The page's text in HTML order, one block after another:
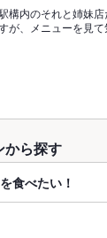
構内のそれと姉妹
が、メニューを見
から探す
食べたい！